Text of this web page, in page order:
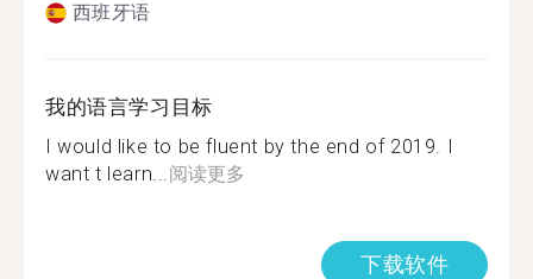
西班牙语
我的语言学习目标
I would like to be fluent by the end of 2019. I
want t learn...阅读更多
下载软件